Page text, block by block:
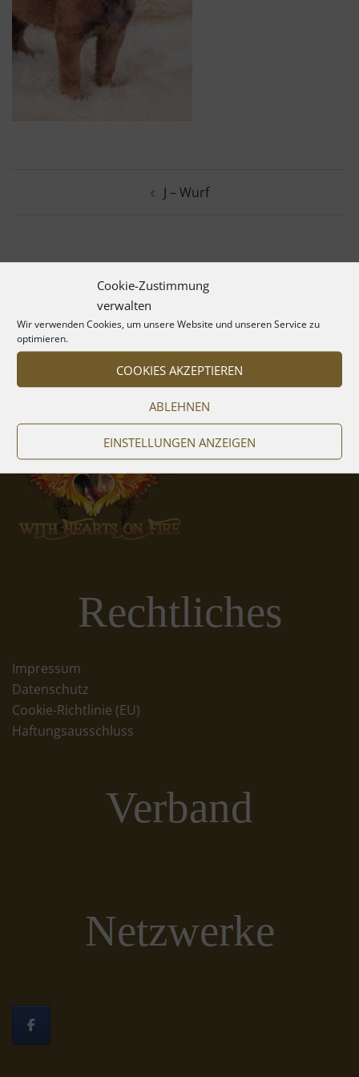
Cookie-Zustimmung
verwalten
Wir verwenden Cookies, um unsere Website und unseren Service zu
optimieren.
COOKIES AKZEPTIEREN
ABLEHNEN
EINSTELLUNGEN ANZEIGEN
J – Wurf
Rechtliches
Impressum
Datenschutz
Cookie-Richtlinie (EU)
Haftungsausschluss
Verband
Netzwerke